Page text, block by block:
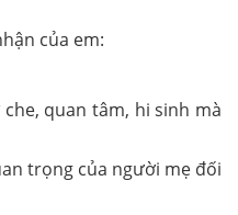
của em:
quan tâm, hi sinh mà
trọng của người mẹ đối